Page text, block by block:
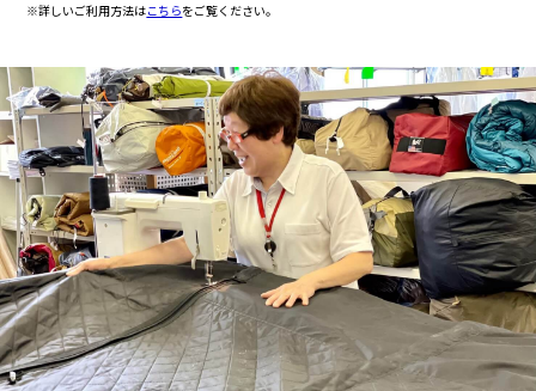
※詳しいご利用方法はこちらをご覧ください。